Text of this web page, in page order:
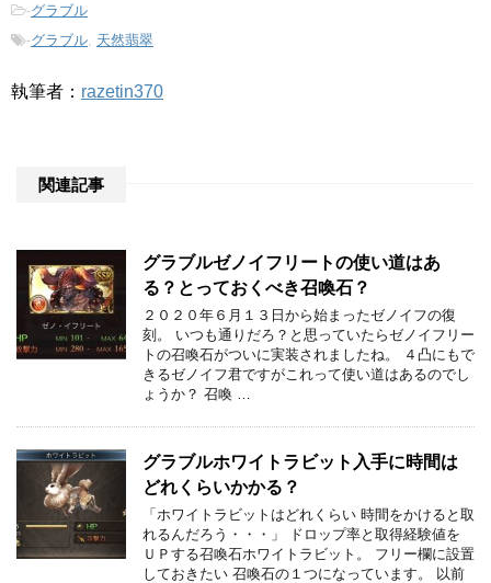
-グラブル
-グラブル 天然翡翠
執筆者： razetin370
関連記事
グラブルゼノイフリートの使い道はあ
る？とっておくべき召喚石？
２０２０年６月１３日から始まったゼノイフの復
刻。 いつも通りだろ？と思っていたらゼノイフリー
トの召喚石がついに実装されましたね。 ４凸にもで
きるゼノイフ君ですがこれって使い道はあるのでし
ょうか？ 召喚 …
グラブルホワイトラビット入手に時間は
どれくらいかかる？
「ホワイトラビットはどれくらい 時間をかけると取
れるんだろう・・・」 ドロップ率と取得経験値を
ＵＰする召喚石ホワイトラビット。 フリー欄に設置
しておきたい 召喚石の１つになっています。 以前